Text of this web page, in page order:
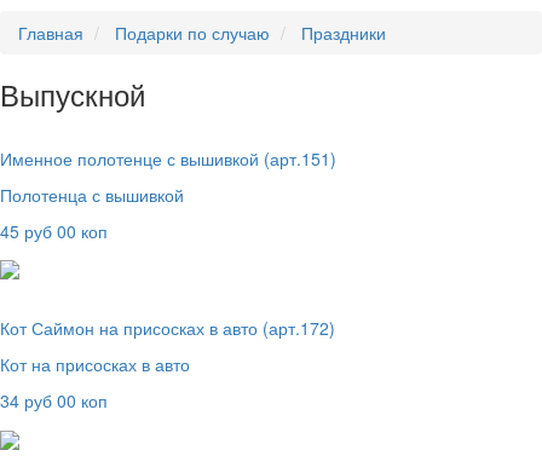
Главная
Подарки по случаю Праздники
Выпускной
Именное полотенце с вышивкой (арт.151)
Полотенца с вышивкой
45 руб 00 коп
Кот Саймон на присосках в авто (арт.172)
Кот на присосках в авто
34 руб 00 коп